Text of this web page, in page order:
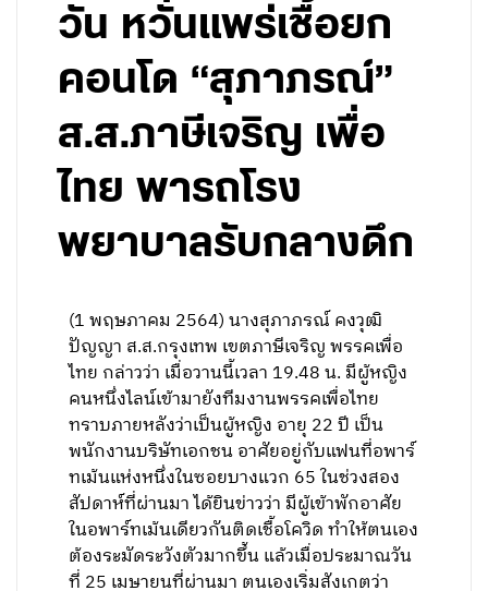
วัน หวั่นแพร่เชื้อยก
คอนโด “สุภาภรณ์”
ส.ส.ภาษีเจริญ เพื่อ
ไทย พารถโรง
พยาบาลรับกลางดึก
(1 พฤษภาคม 2564) นางสุภาภรณ์ คงวุฒิ
ปัญญา ส.ส.กรุงเทพ เขตภาษีเจริญ พรรคเพื่อ
ไทย กล่าวว่า เมื่อวานนี้เวลา 19.48 น. มีผู้หญิง
คนหนึ่งไลน์เข้ามายังทีมงานพรรคเพื่อไทย
ทราบภายหลังว่าเป็นผู้หญิง อายุ 22 ปี เป็น
พนักงานบริษัทเอกชน อาศัยอยู่กับแฟนที่อพาร์
ทเม้นแห่งหนึ่งในซอยบางแวก 65 ในช่วงสอง
สัปดาห์ที่ผ่านมา ได้ยินข่าวว่า มีผู้เข้าพักอาศัย
ในอพาร์ทเม้นเดียวกันติดเชื้อโควิด ทำให้ตนเอง
ต้องระมัดระวังตัวมากขึ้น แล้วเมื่อประมาณวัน
ที่ 25 เมษายนที่ผ่านมา ตนเองเริ่มสังเกตว่า